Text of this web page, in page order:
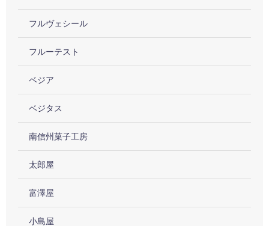
フルヴェシール
フルーテスト
ベジア
ベジタス
南信州菓子工房
太郎屋
富澤屋
小島屋